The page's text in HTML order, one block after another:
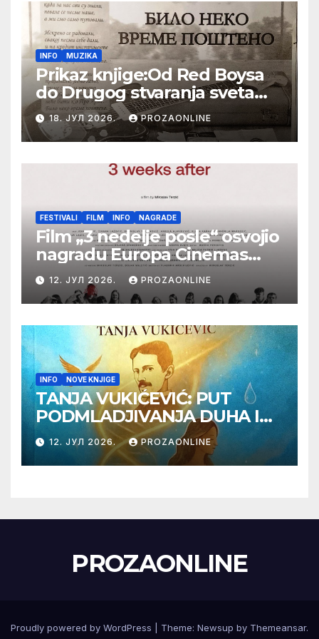
INFO MUZIKA
Prikaz knjige:Od Red Boysa
do Drugog stvaranja sveta
(bilo neko vreme pošteno)
(autor- Zlatomira Sremca,
Botoš 2022. godine,
samizdat)
18. ЈУЛ 2026. PROZAONLINE
FESTIVALI FILM INFO NAGRADE
Film „3 nedelje posle“ osvojio
nagradu Europa Cinemas
Label na Filmskom festivalu
u Karlovim Varima
12. ЈУЛ 2026. PROZAONLINE
INFO NOVE KNJIGE
TANJA VUKIĆEVIĆ: PUT
PODMLADJIVANJA DUHA I
TELA SA TESLOM
12. ЈУЛ 2026. PROZAONLINE
PROZAONLINE
Proudly powered by WordPress Theme: Newsup by Themeansar.